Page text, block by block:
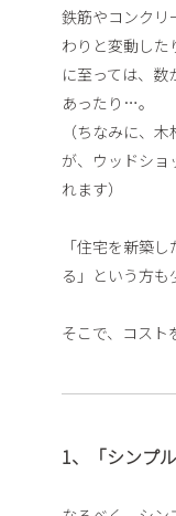
鉄筋やコンクリ
わりと変動した
に至っては、
あったり…。
（ちなみに、
が、ウッドショ
れます）
「住宅を新築
る」という方も
そこで、コスト
1、「シンプ